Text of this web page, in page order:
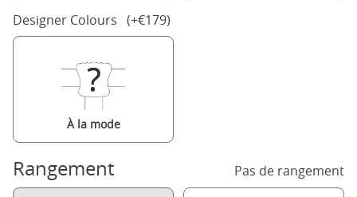
Designer Colours (+€179)
À la mode
Rangement Pas de rangement